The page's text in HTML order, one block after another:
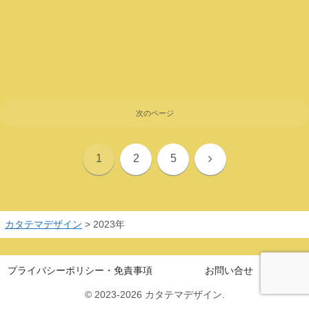
次のページ
1 2 5 次
カタテマデザイン > 2023年
プライバシーポリシー・免責事項 お問い合せ
© 2023-2026 カタテマデザイン.